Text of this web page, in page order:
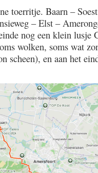
6.00
toerritje. Baarn –
– Elst –
nog een klein lusje
wolken, soms wat
scheen), en aan het